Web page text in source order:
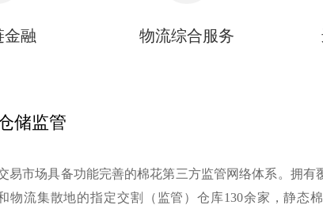
金融 物流综合服务
储监管
易市场具备功能完善的棉花第三方监管网络体系。拥有
物流集散地的指定交割（监管）仓库130余家，静态